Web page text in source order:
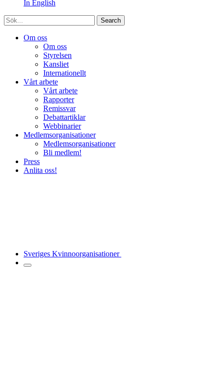
In English
Sök
Om oss
Om oss
Styrelsen
Kansliet
Internationellt
Vårt arbete
Vårt arbete
Rapporter
Remissvar
Debattartiklar
Webbinarier
Medlemsorganisationer
Medlemsorganisationer
Bli medlem!
Press
Anlita oss!
Sveriges Kvinnoorganisationer